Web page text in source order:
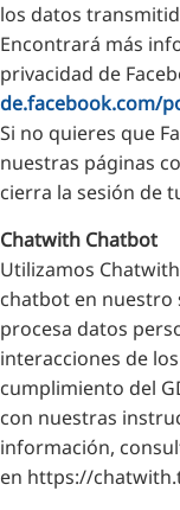
los datos
Encontrará más
privacidad de
de.facebook.com/
Si no quieres que
nuestras páginas
cierra la sesión de
Chatwith Chatbot
Utilizamos
chatbot en nuestro
procesa datos
interacciones de
cumplimiento del
con nuestras
información,
en https://